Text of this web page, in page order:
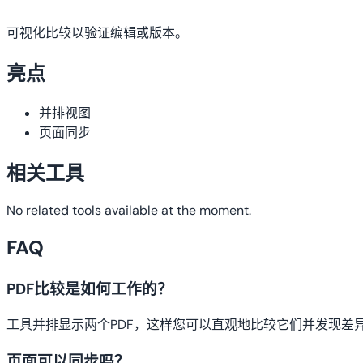
可视化比较以验证编辑或版本。
亮点
并排视图
页面同步
相关工具
No related tools available at the moment.
FAQ
PDF比较是如何工作的？
工具并排显示两个PDF，这样您可以直观地比较它们并发现差